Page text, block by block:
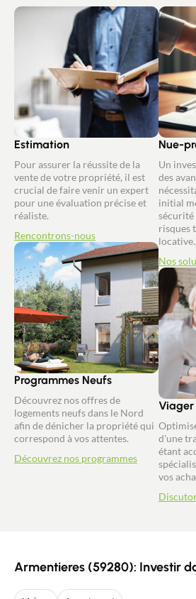
Estimation
Pour assurer la réussite de la
vente de votre propriété, il est
crucial de faire venir un expert
pour une évaluation précise et
réaliste.
Rencontrons-nous
Programmes Neufs
Découvrez nos offres de
logements neufs dans le Nord
afin de dénicher la propriété qui
correspond à vos attentes.
Découvrez nos programmes
Nue-
Un
des
initial
sécurité
risques
locative.
Nos
Viager
d'une
étant
vos
Armentieres (59280): Investir